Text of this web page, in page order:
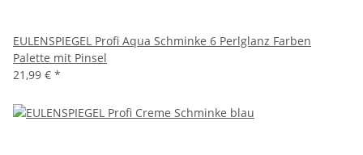
EULENSPIEGEL Profi Aqua Schminke 6 Perlglanz Farben
Palette mit Pinsel
21,99 € *